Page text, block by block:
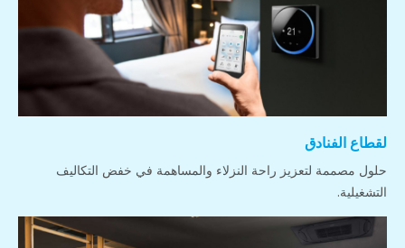
لقطاع الفنادق
حلول مصممة لتعزيز راحة النزلاء والمساهمة في خفض التكاليف
التشغيلية.